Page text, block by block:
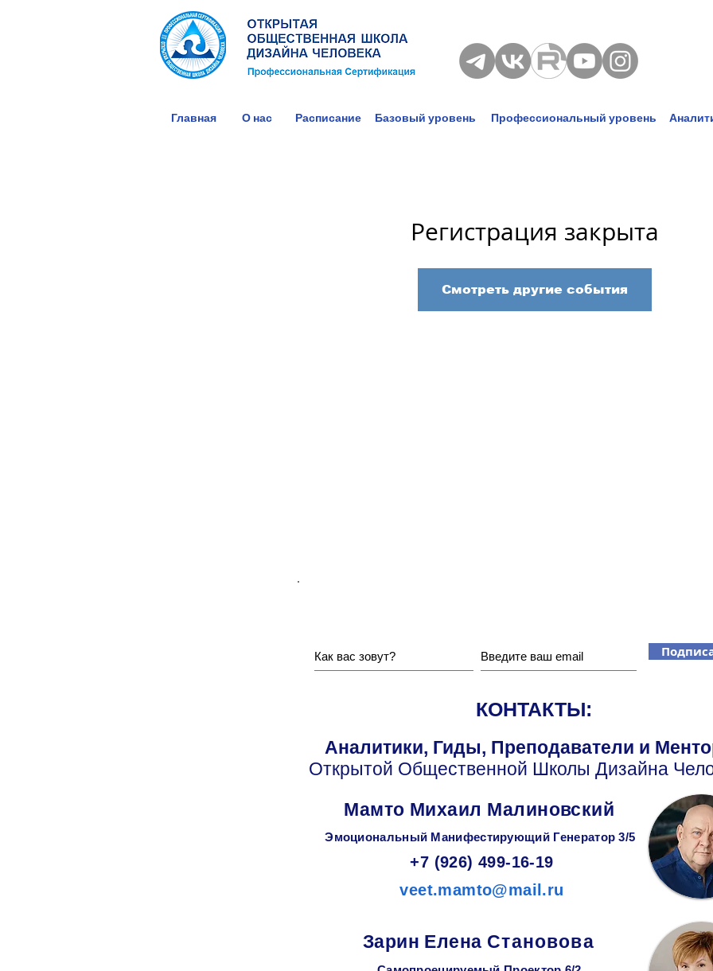
Главная О нас Расписание Базовый уровень Профессиональный уровень
Регистрация закрыта
Смотреть другие события
КОНТАКТЫ:
Аналитики, Гиды, Преподаватели и
Открытой Общественной Школы Дизайна
Мамто Михаил Малиновский
Эмоциональный МанифестирующийГенератор 3/5
+7 (926) 499-16-19
veet.mamto@mail.ru
Зарин Елена Становова